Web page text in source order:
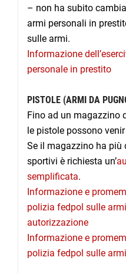
– non ha subito
armi personali in
sulle armi.
Informazione
personale in prestito
PISTOLE (ARMI DA
Fino ad un magazzino
le pistole possono
Se il magazzino ha più
sportivi è richiesta un’
semplificata.
Informazione e
polizia fedpol sulle
autorizzazione
Informazione e
polizia fedpol sulle